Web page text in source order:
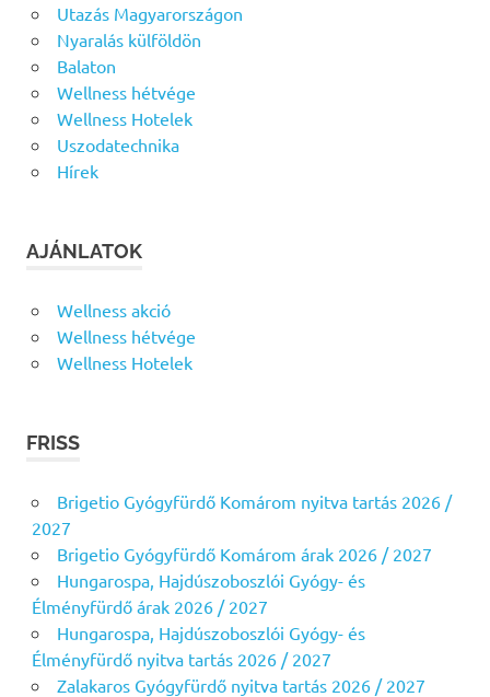
Utazás Magyarországon
Nyaralás külföldön
Balaton
Wellness hétvége
Wellness Hotelek
Uszodatechnika
Hírek
AJÁNLATOK
Wellness akció
Wellness hétvége
Wellness Hotelek
FRISS
Brigetio Gyógyfürdő Komárom nyitva tartás 2026 /
2027
Brigetio Gyógyfürdő Komárom árak 2026 / 2027
Hungarospa, Hajdúszoboszlói Gyógy- és
Élményfürdő árak 2026 / 2027
Hungarospa, Hajdúszoboszlói Gyógy- és
Élményfürdő nyitva tartás 2026 / 2027
Zalakaros Gyógyfürdő nyitva tartás 2026 / 2027